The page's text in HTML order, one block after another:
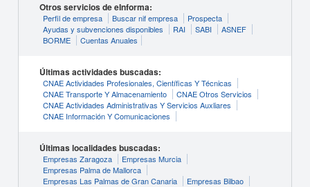
Otros servicios de eInforma:
Perfil de empresa Buscar nif empresa
Prospecta
Ayudas y subvenciones disponibles
RAI SABI
ASNEF
BORME
Cuentas Anuales
Últimas actividades buscadas:
CNAE Actividades Profesionales, Científicas Y Técnicas
CNAE Transporte Y Almacenamiento
CNAE Otros Servicios
CNAE Actividades Administrativas Y Servicios Auxliares
CNAE Información Y Comunicaciones
Últimas localidades buscadas:
Empresas Zaragoza
Empresas Murcia
Empresas Palma de Mallorca
Empresas Las Palmas de Gran Canaria
Empresas Bilbao